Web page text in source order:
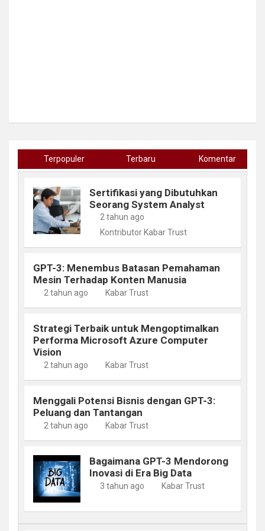
Terpopuler Terbaru Komentar
Sertifikasi yang Dibutuhkan
Seorang System Analyst
2 tahun ago
Kontributor Kabar Trust
GPT-3: Menembus Batasan Pemahaman
Mesin Terhadap Konten Manusia
2 tahun ago Kabar Trust
Strategi Terbaik untuk Mengoptimalkan
Performa Microsoft Azure Computer
Vision
2 tahun ago Kabar Trust
Menggali Potensi Bisnis dengan GPT-3:
Peluang dan Tantangan
2 tahun ago Kabar Trust
Bagaimana GPT-3 Mendorong
Inovasi di Era Big Data
3 tahun ago Kabar Trust